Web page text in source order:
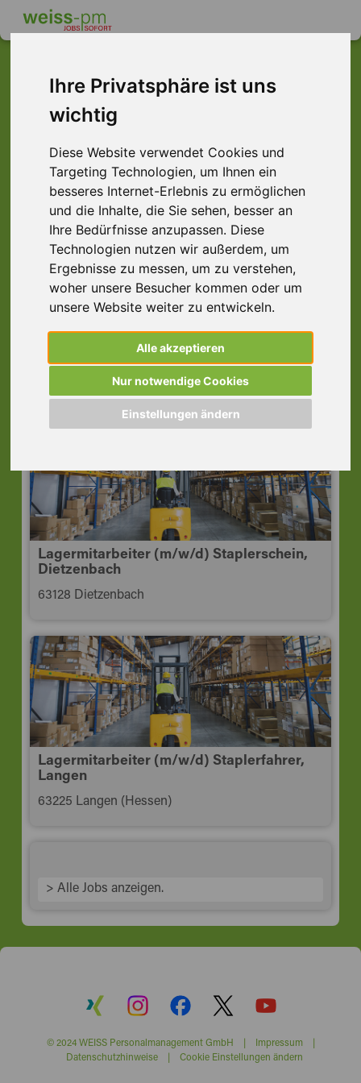
Ihre Privatsphäre ist uns
wichtig
Diese Website verwendet Cookies und
Targeting Technologien, um Ihnen ein
besseres Internet-Erlebnis zu ermöglichen
und die Inhalte, die Sie sehen, besser an
Ihre Bedürfnisse anzupassen. Diese
Technologien nutzen wir außerdem, um
Ergebnisse zu messen, um zu verstehen,
woher unsere Besucher kommen oder um
unsere Website weiter zu entwickeln.
Alle akzeptieren
Nur notwendige Cookies
Einstellungen ändern
Dieser Job ist leider
nicht mehr verfügbar ...
... aber vielleicht ist hier etwas dabei:
Lagermitarbeiter (m/w/d) Staplerschein |
Schicht, Mühlheim
63165 Mühlheim am Main
Lagermitarbeiter (m/w/d) Staplerschein,
Dietzenbach
63128 Dietzenbach
Lagermitarbeiter (m/w/d) Staplerfahrer,
Langen
63225 Langen (Hessen)
> Alle Jobs anzeigen.
© 2024 WEISS Personalmanagement GmbH | Impressum|
Datenschutzhinweise| Cookie Einstellungen ändern